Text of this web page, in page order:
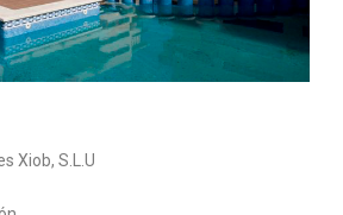
Xiob, S.L.U